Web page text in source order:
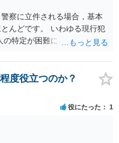
察に立件される場合，基本
んどです。 いわゆる現行犯
の特定が困難になってしまい
される（犯人性）が必要な
以外は，基本的に犯人性を
習性が顕著で，既に前科を
が，そのような方は，この
ません。心配・不安になる
感じている方は，警察に把
性が特定されることはあり
度役立つのか？
役にたった 1